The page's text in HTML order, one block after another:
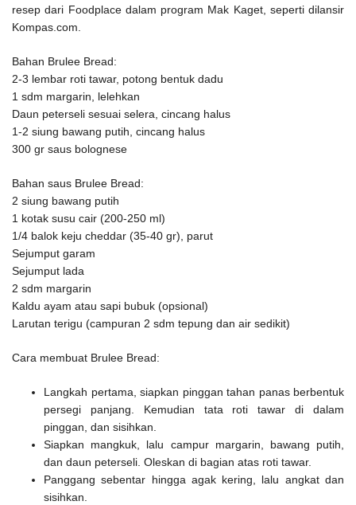
resep dari Foodplace dalam program Mak Kaget, seperti dilansir
Kompas.com.
Bahan Brulee Bread:
2-3 lembar roti tawar, potong bentuk dadu
1 sdm margarin, lelehkan
Daun peterseli sesuai selera, cincang halus
1-2 siung bawang putih, cincang halus
300 gr saus bolognese
Bahan saus Brulee Bread:
2 siung bawang putih
1 kotak susu cair (200-250 ml)
1/4 balok keju cheddar (35-40 gr), parut
Sejumput garam
Sejumput lada
2 sdm margarin
Kaldu ayam atau sapi bubuk (opsional)
Larutan terigu (campuran 2 sdm tepung dan air sedikit)
Cara membuat Brulee Bread:
Langkah pertama, siapkan pinggan tahan panas berbentuk
persegi panjang. Kemudian tata roti tawar di dalam
pinggan, dan sisihkan.
Siapkan mangkuk, lalu campur margarin, bawang putih,
dan daun peterseli. Oleskan di bagian atas roti tawar.
Panggang sebentar hingga agak kering, lalu angkat dan
sisihkan.